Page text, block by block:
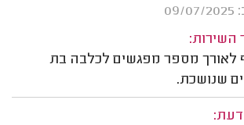
השירות:
לאורך מספר מפגשים לכלבה בת
שנושכת.
דעת: